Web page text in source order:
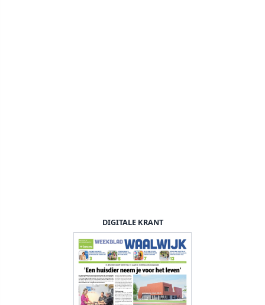
DIGITALE KRANT